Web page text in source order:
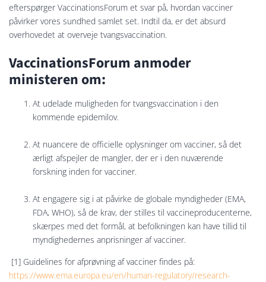
efterspørger VaccinationsForum et svar på, hvordan vacciner
påvirker vores sundhed samlet set. Indtil da, er det absurd
overhovedet at overveje tvangsvaccination.
VaccinationsForum anmoder
ministeren om:
At udelade muligheden for tvangsvaccination i den
kommende epidemilov.
At nuancere de officielle oplysninger om vacciner, så det
ærligt afspejler de mangler, der er i den nuværende
forskning inden for vacciner.
At engagere sig i at påvirke de globale myndigheder (EMA,
FDA, WHO), så de krav, der stilles til vaccineproducenterne,
skærpes med det formål, at befolkningen kan have tillid til
myndighedernes anprisninger af vacciner.
[1] Guidelines for afprøvning af vacciner findes på:
https://www.ema.europa.eu/en/human-regulatory/research-